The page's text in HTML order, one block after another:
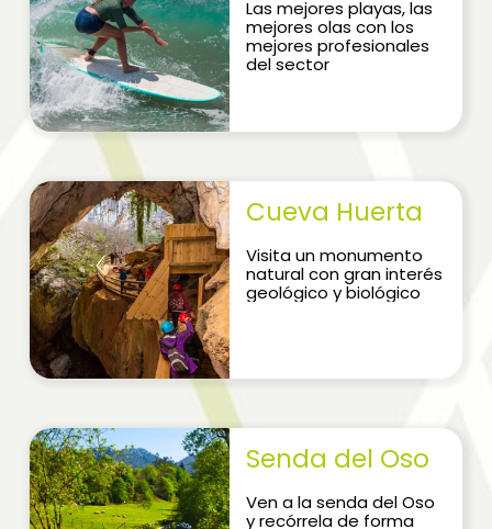
Las mejores playas, las
mejores olas con los
mejores profesionales
del sector
Cueva Huerta
Visita un monumento
natural con gran interés
geológico y biológico
Senda del Oso
Ven a la senda del Oso
y recórrela de forma